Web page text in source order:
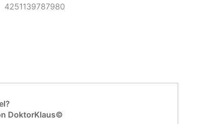
4251139787980
DoktorKlaus©